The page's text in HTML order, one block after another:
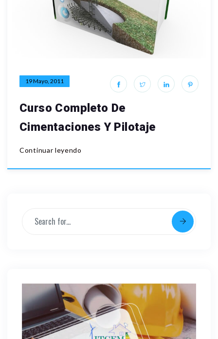
19 Mayo, 2011
Curso Completo De
Cimentaciones Y Pilotaje
Continuar leyendo